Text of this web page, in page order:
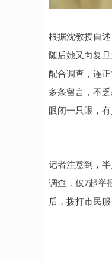
根据沈教授自
随后她又向复
配合调查，连
多条留言，不
眼闭一只眼，
记者注意到，
调查，仅7起举
后，拨打市民